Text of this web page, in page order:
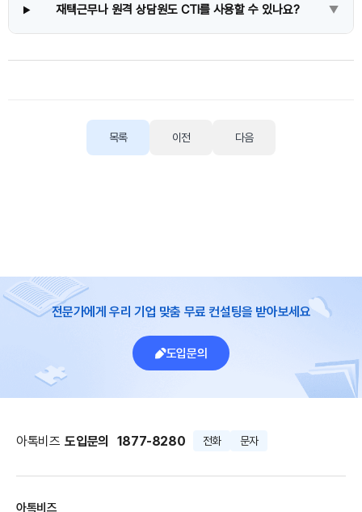
재택근무나 원격 상담원도 CTI를 사용할 수 있나요? ▼
목록 이전 다음
전문가에게 우리 기업 맞춤 무료 컨설팅을 받아보세요
도입문의
아톡비즈 도입문의 1877-8280 전화 문자
아톡비즈